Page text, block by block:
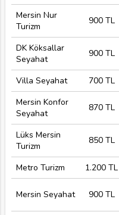
Mersin Nur
Turizm
900 TL
DK Köksallar
Seyahat
900 TL
Villa Seyahat
700 TL
Mersin Konfor
Seyahat
870 TL
Lüks Mersin
Turizm
850 TL
Metro Turizm
1.200 TL
Mersin Seyahat 900 TL